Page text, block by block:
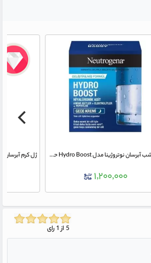
کرم شب آبرسان نوتروژینا مدل Hydro Boost حجم 50 میلی لیتر
۱,۲۰۰,۰۰۰